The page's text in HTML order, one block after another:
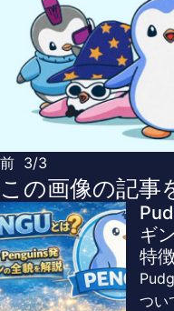
前 3/3
この画像の記事
ギ
特
つい